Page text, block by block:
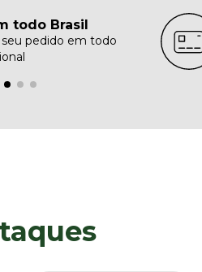
todo Brasil
pedido em todo